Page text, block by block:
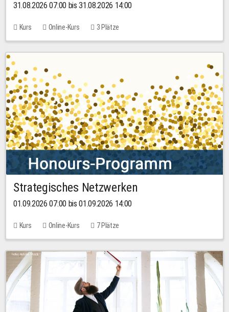
31.08.2026 07:00 bis 31.08.2026 14:00
Kurs Online-Kurs 3 Plätze
Strategisches Netzwerken
01.09.2026 07:00 bis 01.09.2026 14:00
Kurs Online-Kurs 7 Plätze